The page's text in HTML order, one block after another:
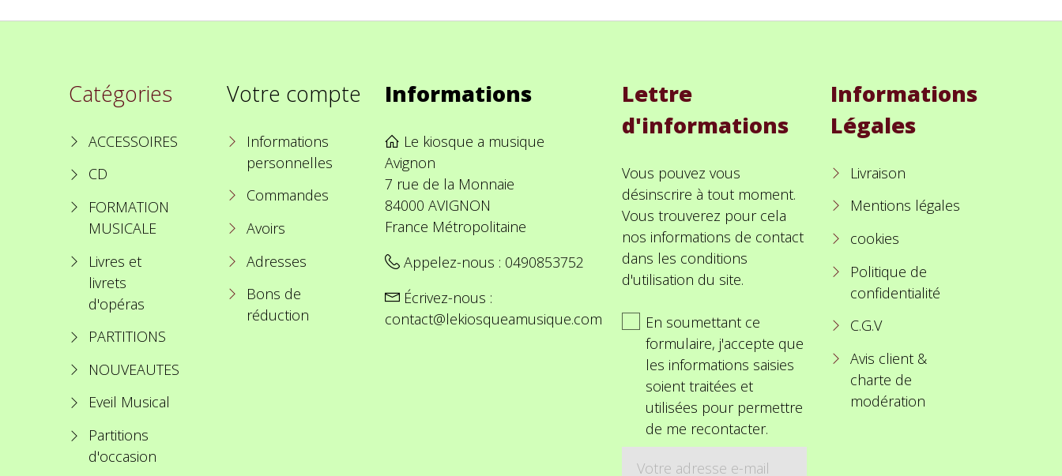
Catégories
ACCESSOIRES
CD
FORMATION
MUSICALE
Livres et
livrets
d'opéras
PARTITIONS
NOUVEAUTES
Eveil Musical
Partitions
d'occasion
Votre compte
Informations
personnelles
Commandes
Avoirs
Adresses
Bons de
réduction
Informations
Le kiosque a musique
Avignon
7 rue de la Monnaie
84000 AVIGNON
France Métropolitaine
Appelez-nous : 0490853752
Écrivez-nous :
contact@lekiosqueamusique.com
Lettre
d'informations
Vous pouvez vous
désinscrire à tout moment.
Vous trouverez pour cela
nos informations de contact
dans les conditions
d'utilisation du site.
En soumettant ce
formulaire, j'accepte que
les informations saisies
soient traitées et
utilisées pour permettre
de me recontacter.
Informations
Légales
Livraison
Mentions légales
cookies
Politique de
confidentialité
C.G.V
Avis client &
charte de
modération